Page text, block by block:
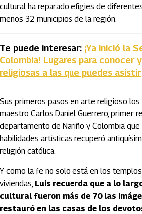
cultural ha reparado efigies de
menos 32 municipios de la región.
Te puede interesar: ¡Ya inició la
Colombia! Lugares para conocer
religiosas a las que puedes asistir
Sus primeros pasos en arte religioso los
maestro Carlos Daniel Guerrero, primer
departamento de Nariño y Colombia
habilidades artísticas recuperó
religión católica.
Y como la fe no solo está en los
viviendas, Luis recuerda que a lo
cultural fueron más de 70 las
restauró en las casas de los